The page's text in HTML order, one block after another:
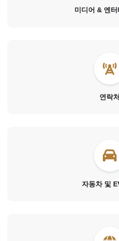
미디어 & 엔
연락처
자동차 및